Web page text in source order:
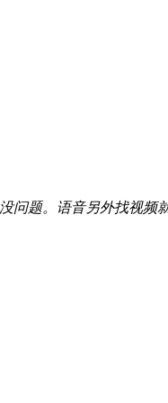
问题。语音另外找视频